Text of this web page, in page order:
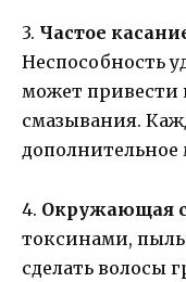
3. Частое
Неспособность
может привести
смазывания.
дополнительное
4. Окружающая
токсинами,
сделать волосы